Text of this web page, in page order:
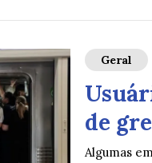
Geral
de
Algumas